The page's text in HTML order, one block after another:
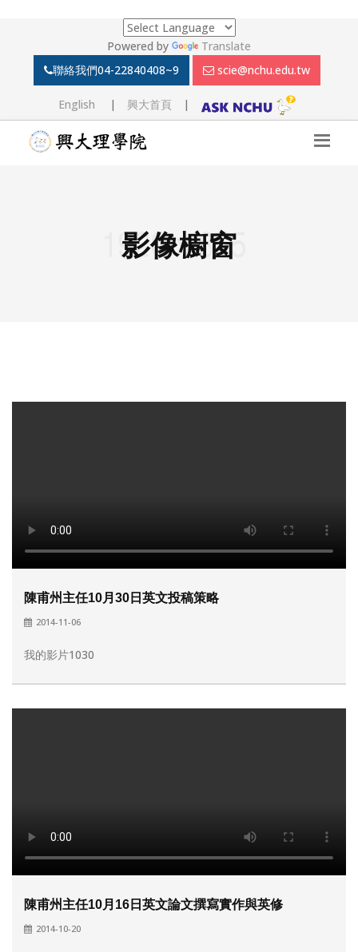
Powered by
Translate
聯絡我們04-22840408~9 scie@nchu.edu.tw
English | 興大首頁|
影像櫥窗
陳甫州主任10月30日英文投稿策略
2014-11-06
我的影片1030
陳甫州主任10月16日英文論文撰寫實作與英修
2014-10-20